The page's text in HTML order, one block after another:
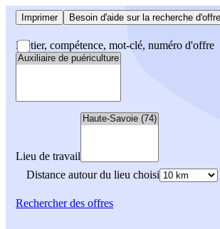
Imprimer Besoin d'aide sur la recherche
Métier, compétence, mot-clé, numéro d'offre
Lieu de travail
Distance autour du lieu choisi
Rechercherdes offres